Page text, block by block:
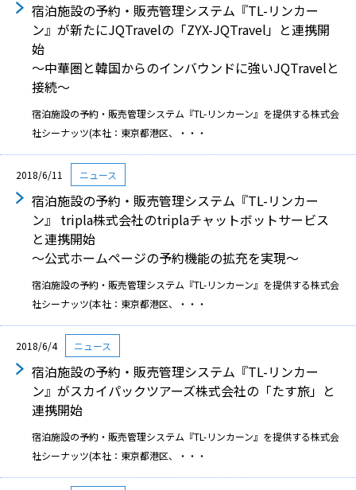
宿泊施設の予約・販売管理システム『TL-リンカー
ン』が新たにJQTravelの「ZYX-JQTravel」と連携開
始
〜中華圏と韓国からのインバウンドに強いJQTravelと
接続〜
宿泊施設の予約・販売管理システム『TL-リンカーン』を提供する株式会
社シーナッツ(本社：東京都港区、・・・
2018/6/11 ニュース
宿泊施設の予約・販売管理システム『TL-リンカー
ン』 tripla株式会社のtriplaチャットボットサービス
と連携開始
〜公式ホームページの予約機能の拡充を実現〜
宿泊施設の予約・販売管理システム『TL-リンカーン』を提供する株式会
社シーナッツ(本社：東京都港区、・・・
2018/6/4 ニュース
宿泊施設の予約・販売管理システム『TL-リンカー
ン』がスカイパックツアーズ株式会社の「たす旅」と
連携開始
宿泊施設の予約・販売管理システム『TL-リンカーン』を提供する株式会
社シーナッツ(本社：東京都港区、・・・